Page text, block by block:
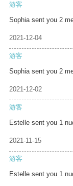
游客
Sophia sent you 2
2021-12-04
游客
Sophia sent you 2
2021-12-02
游客
Estelle sent you 1
2021-11-15
游客
Estelle sent you 1